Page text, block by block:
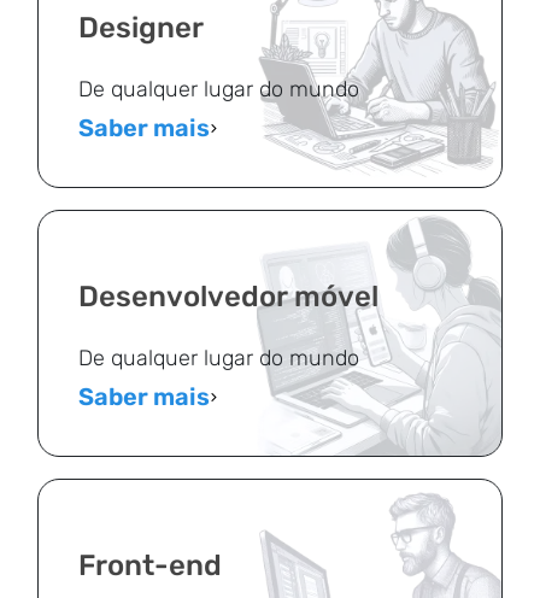
Designer
De qualquer lugar do mundo
Saber mais
Desenvolvedor móvel
De qualquer lugar do mundo
Saber mais
Front-end